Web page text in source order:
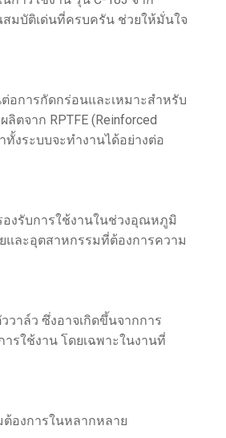
มบัติเด่นที่ครบครัน ช่วยให้มั่นใจ
ต่อการกัดกร่อนและเหมาะสำหรับ
จาก RPTFE (Reinforced
งระบบจะทำงานได้อย่างต่อ
องรับการใช้งานในช่วงอุณหภูมิ
และอุตสาหกรรมที่ต้องการความ
วาล์ว ซึ่งอาจเกิดขึ้นจากการ
รใช้งาน โดยเฉพาะในงานที่
องการในหลากหลาย